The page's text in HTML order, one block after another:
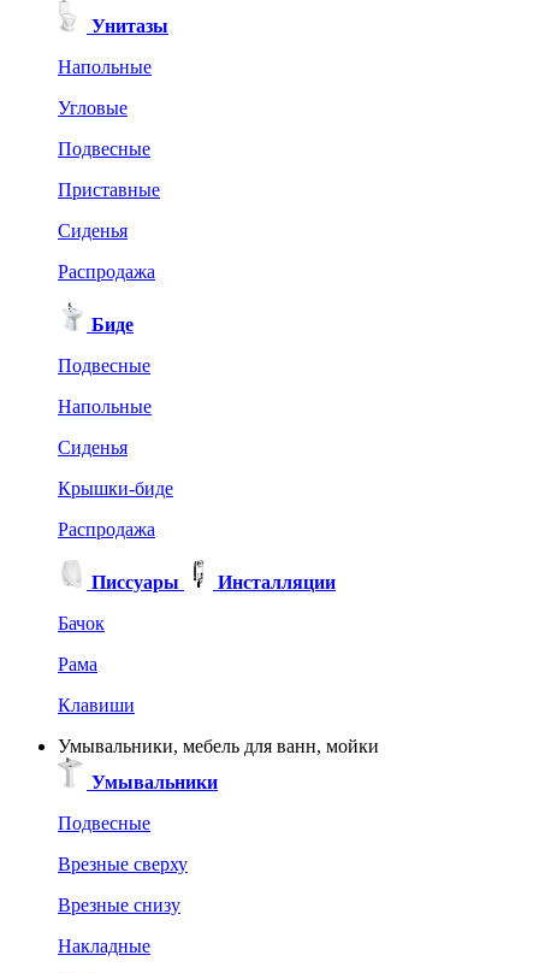
Унитазы
Напольные
Угловые
Подвесные
Приставные
Сиденья
Распродажа
Биде
Подвесные
Напольные
Сиденья
Крышки-биде
Распродажа
Писсуары
Инсталляции
Бачок
Рама
Клавиши
Умывальники, мебель для ванн, мойки
Умывальники
Подвесные
Врезные сверху
Врезные снизу
Накладные